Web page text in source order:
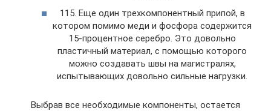
115. Еще один трехкомпонентный припой, в
котором помимо меди и фосфора содержится
15-процентное серебро. Это довольно
пластичный материал, с помощью которого
можно создавать швы на магистралях,
испытывающих довольно сильные нагрузки.
Выбрав все необходимые компоненты, остается